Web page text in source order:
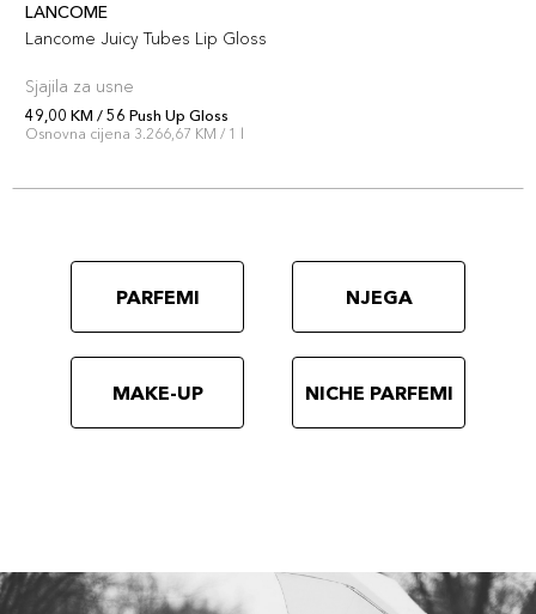
LANCOME
Lancome Juicy Tubes Lip Gloss
Sjajila za usne
49,00 KM / 56 Push Up Gloss
Osnovna cijena 3.266,67 KM / 1 l
PARFEMI NJEGA
MAKE-UP NICHE PARFEMI